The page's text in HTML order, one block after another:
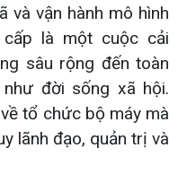
và vận hành mô hình
là một cuộc cải
sâu rộng đến toàn
đời sống xã hội.
tổ chức bộ máy mà
lãnh đạo, quản trị và